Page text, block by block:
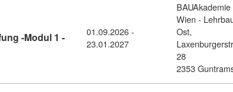
-Modul 1 -
Vorbereitung zur
01.09.2026 -
23.01.2027
BAUAkademie
Wien -
Ost,
28
2353